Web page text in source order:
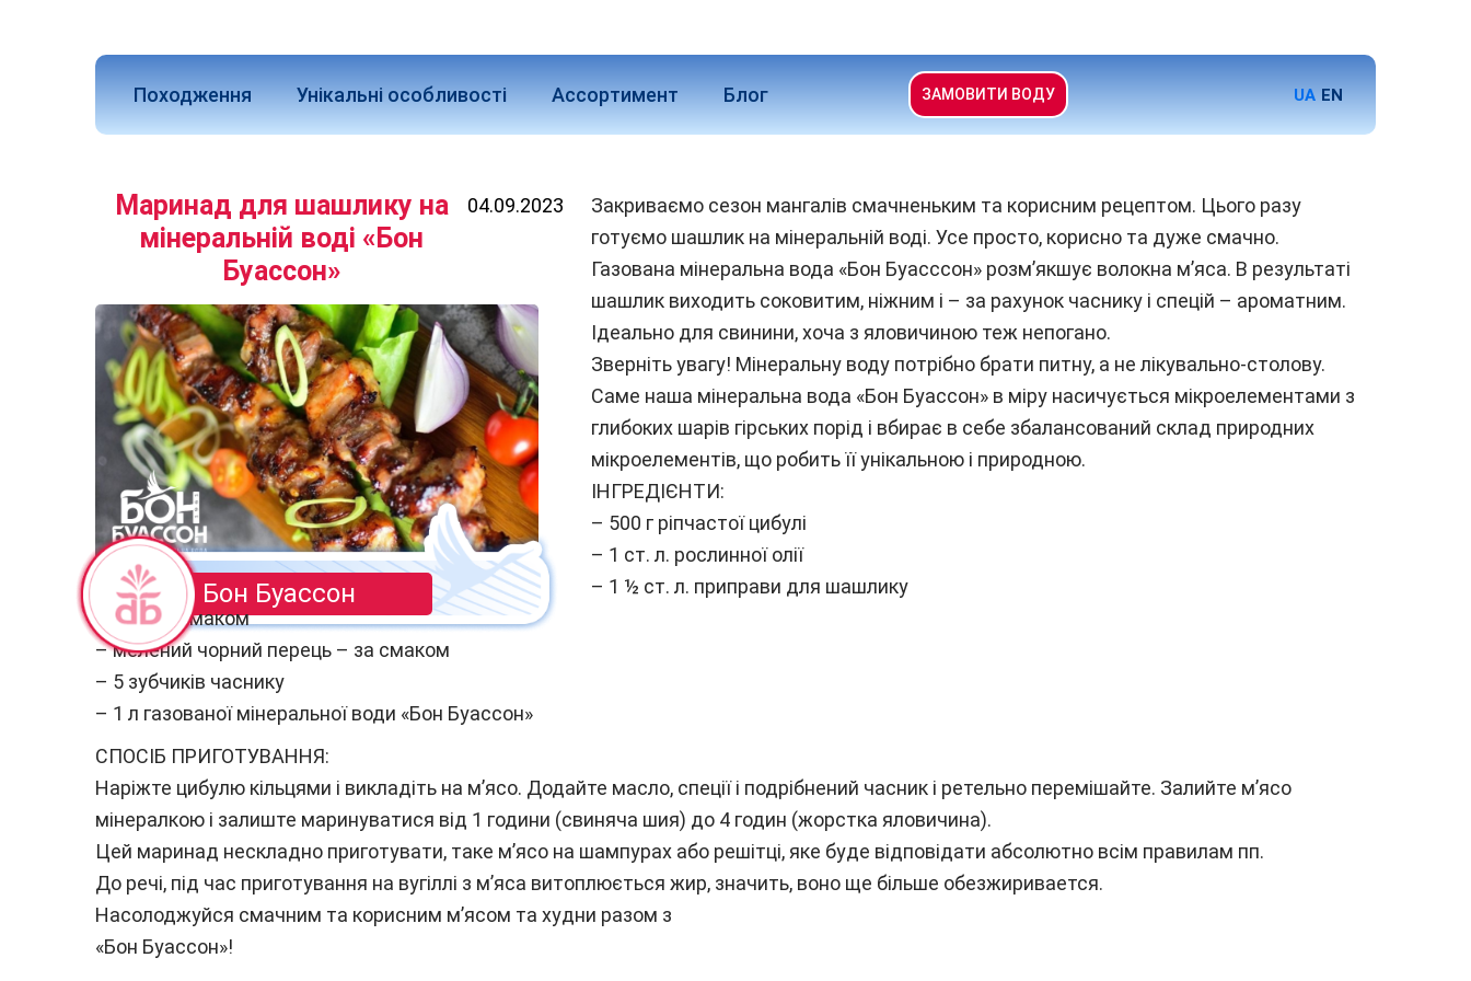
Походження Унікальні особливості Ассортимент Блог ЗАМОВИТИ ВОДУ UA EN
Маринад для шашлику на
мінеральній воді «Бон
Буассон»
04.09.2023
Бон Буассон
Закриваємо сезон мангалів смачненьким та корисним рецептом. Цього разу
готуємо шашлик на мінеральній воді. Усе просто, корисно та дуже смачно.
Газована мінеральна вода «Бон Буасссон» розм’якшує волокна м’яса. В результаті
шашлик виходить соковитим, ніжним і – за рахунок часнику і спецій – ароматним.
Ідеально для свинини, хоча з яловичиною теж непогано.
Зверніть увагу! Мінеральну воду потрібно брати питну, а не лікувально-столову.
Саме наша мінеральна вода «Бон Буассон» в міру насичується мікроелементами з
глибоких шарів гірських порід і вбирає в себе збалансований склад природних
мікроелементів, що робить її унікальною і природною.
ІНГРЕДІЄНТИ:
– 500 г ріпчастої цибулі
– 1 ст. л. рослинної олії
– 1 ½ ст. л. приправи для шашлику
– сіль за смаком
– мелений чорний перець – за смаком
– 5 зубчиків часнику
– 1 л газованої мінеральної води «Бон Буассон»
СПОСІБ ПРИГОТУВАННЯ:
Наріжте цибулю кільцями і викладіть на м’ясо. Додайте масло, спеції і подрібнений часник і ретельно перемішайте. Залийте м’ясо
мінералкою і залиште маринуватися від 1 години (свиняча шия) до 4 годин (жорстка яловичина).
Цей маринад нескладно приготувати, таке м’ясо на шампурах або решітці, яке буде відповідати абсолютно всім правилам пп.
До речі, під час приготування на вугіллі з м’яса витоплюється жир, значить, воно ще більше обезжиривается.
Насолоджуйся смачним та корисним м’ясом та худни разом з
«Бон Буассон»!